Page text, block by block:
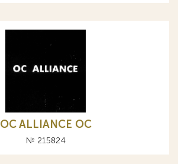
OC ALLIANCE ОС
№ 215824